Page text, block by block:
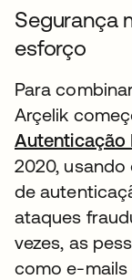
Segurança
esforço
Para
Arçelik
Autenticação
2020,
de
ataques
vezes, as
como e-mails